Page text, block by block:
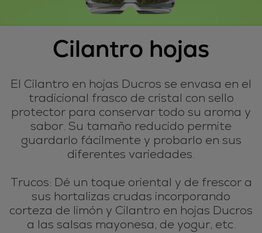
Cilantro hojas
El Cilantro en hojas Ducros se envasa en el
tradicional frasco de cristal con sello
protector para conservar todo su aroma y
sabor. Su tamaño reducido permite
guardarlo fácilmente y probarlo en sus
diferentes variedades.
Trucos: Dé un toque oriental y de frescor a
sus hortalizas crudas incorporando
corteza de limón y Cilantro en hojas Ducros
a las salsas mayonesa, de yogur, etc.